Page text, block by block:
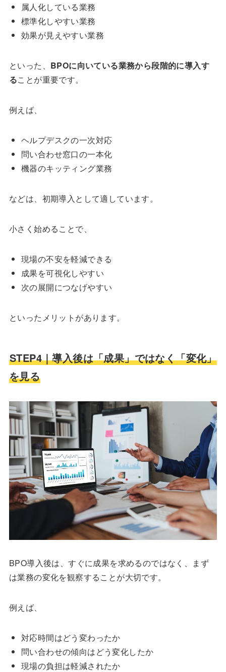
属人化している業務
標準化しやすい業務
効果が見えやすい業務
といった、 BPOに向いている業務から段階的に導入す
ることが重要です。
例えば、
ヘルプデスクの一次対応
問い合わせ窓口の一本化
機器のキッティング業務
などは、初期導入として適しています。
小さく始めることで、
現場の不安を軽減できる
成果を可視化しやすい
次の展開につなげやすい
といったメリットがあります。
STEP4｜導入後は「成果」ではなく「変化」
を見る
BPO導入後は、すぐに成果を求めるのではなく、まず
は業務の変化を観察することが大切です。
例えば、
対応時間はどう変わったか
問い合わせの傾向はどう変化したか
現場の負担は軽減されたか